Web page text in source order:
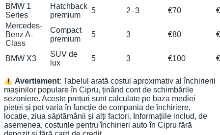
BMW 1
Series
Hatchback
premium
5 2–3 €70
Mercedes-
Benz A-
Class
Compact
premium
5 3 €80
BMW X3
SUV de
lux
5 3 €100
Avertisment: Tabelul arată costul aproximativ al închirierii
mașinilor populare în Cipru, ținând cont de schimbările
sezoniere. Aceste prețuri sunt calculate pe baza mediei
pieței și pot varia în funcție de compania de închiriere,
locație, ziua săptămânii și alți factori. Informațiile includ, de
asemenea, costurile pentru închirieri auto în Cipru fără